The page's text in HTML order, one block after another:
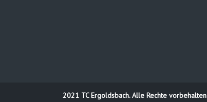
2021 TC Ergoldsbach. Alle Rechte vorbehalten